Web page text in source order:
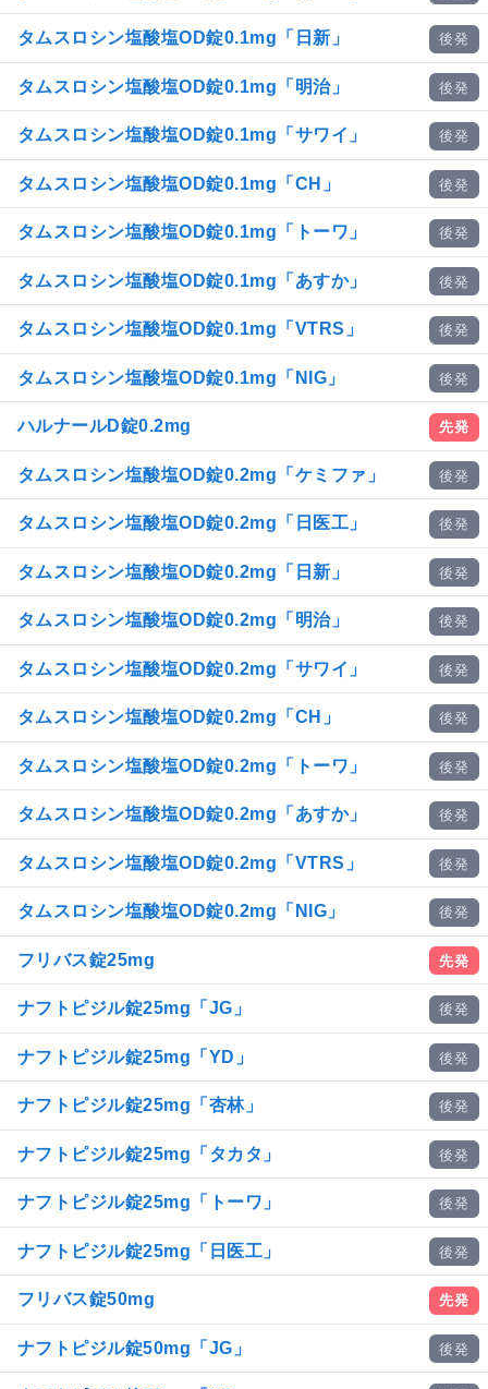
タムスロシン塩酸塩OD錠0.1mg「日新」 後発
タムスロシン塩酸塩OD錠0.1mg「明治」 後発
タムスロシン塩酸塩OD錠0.1mg「サワイ」 後発
タムスロシン塩酸塩OD錠0.1mg「CH」 後発
タムスロシン塩酸塩OD錠0.1mg「トーワ」 後発
タムスロシン塩酸塩OD錠0.1mg「あすか」 後発
タムスロシン塩酸塩OD錠0.1mg「VTRS」 後発
タムスロシン塩酸塩OD錠0.1mg「NIG」 後発
ハルナールD錠0.2mg 先発
タムスロシン塩酸塩OD錠0.2mg「ケミファ」 後発
タムスロシン塩酸塩OD錠0.2mg「日医工」 後発
タムスロシン塩酸塩OD錠0.2mg「日新」 後発
タムスロシン塩酸塩OD錠0.2mg「明治」 後発
タムスロシン塩酸塩OD錠0.2mg「サワイ」 後発
タムスロシン塩酸塩OD錠0.2mg「CH」 後発
タムスロシン塩酸塩OD錠0.2mg「トーワ」 後発
タムスロシン塩酸塩OD錠0.2mg「あすか」 後発
タムスロシン塩酸塩OD錠0.2mg「VTRS」 後発
タムスロシン塩酸塩OD錠0.2mg「NIG」 後発
フリバス錠25mg 先発
ナフトピジル錠25mg「JG」 後発
ナフトピジル錠25mg「YD」 後発
ナフトピジル錠25mg「杏林」 後発
ナフトピジル錠25mg「タカタ」 後発
ナフトピジル錠25mg「トーワ」 後発
ナフトピジル錠25mg「日医工」 後発
フリバス錠50mg 先発
ナフトピジル錠50mg「JG」 後発